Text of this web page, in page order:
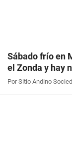
Sábado frío en
el Zonda y hay
Por Sitio Andino